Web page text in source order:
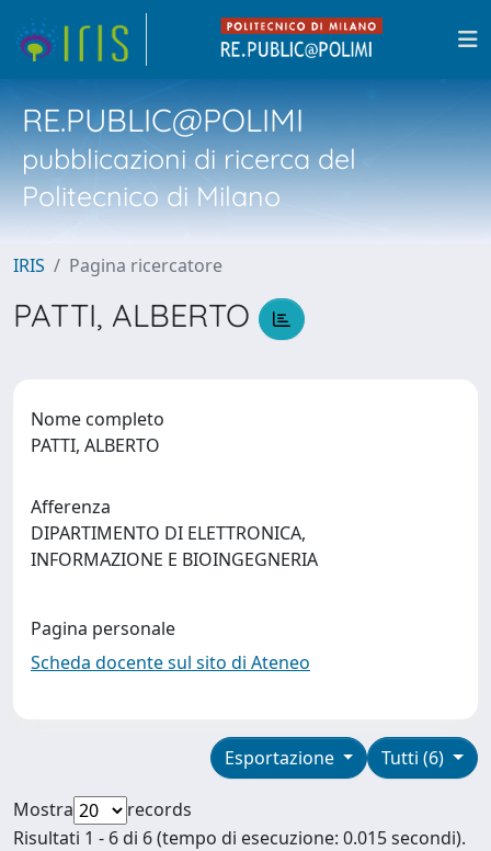
RE.PUBLIC@POLIMI
pubblicazioni di ricerca del
Politecnico di Milano
IRIS Pagina ricercatore
PATTI, ALBERTO
Nome completo
PATTI, ALBERTO
Afferenza
DIPARTIMENTO DI ELETTRONICA,
INFORMAZIONE E BIOINGEGNERIA
Pagina personale
Scheda docente sul sito di Ateneo
Tutti (6)
Esportazione
Mostra
records
Risultati 1 - 6 di 6 (tempo di esecuzione: 0.015 secondi).